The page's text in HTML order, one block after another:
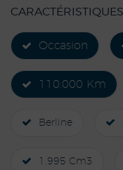
CARACTÉRISTIQUES
Occasion
110.000 Km
Berline
1.995 Cm3